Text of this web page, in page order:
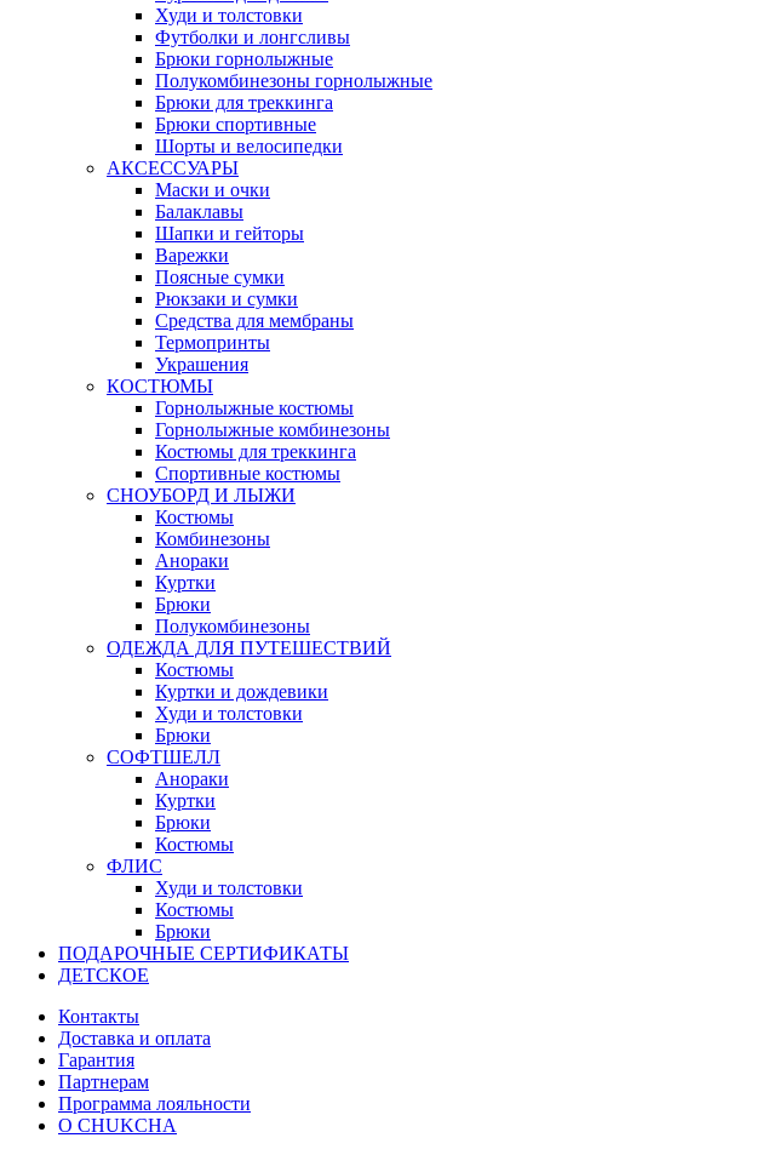
Худи и толстовки
Футболки и лонгсливы
Брюки горнолыжные
Полукомбинезоны горнолыжные
Брюки для треккинга
Брюки спортивные
Шорты и велосипедки
АКСЕССУАРЫ
Маски и очки
Балаклавы
Шапки и гейторы
Варежки
Поясные сумки
Рюкзаки и сумки
Средства для мембраны
Термопринты
Украшения
КОСТЮМЫ
Горнолыжные костюмы
Горнолыжные комбинезоны
Костюмы для треккинга
Спортивные костюмы
СНОУБОРД И ЛЫЖИ
Костюмы
Комбинезоны
Анораки
Куртки
Брюки
Полукомбинезоны
ОДЕЖДА ДЛЯ ПУТЕШЕСТВИЙ
Костюмы
Куртки и дождевики
Худи и толстовки
Брюки
СОФТШЕЛЛ
Анораки
Куртки
Брюки
Костюмы
ФЛИС
Худи и толстовки
Костюмы
Брюки
ПОДАРОЧНЫЕ СЕРТИФИКАТЫ
ДЕТСКОЕ
Контакты
Доставка и оплата
Гарантия
Партнерам
Программа лояльности
О CHUKCHA